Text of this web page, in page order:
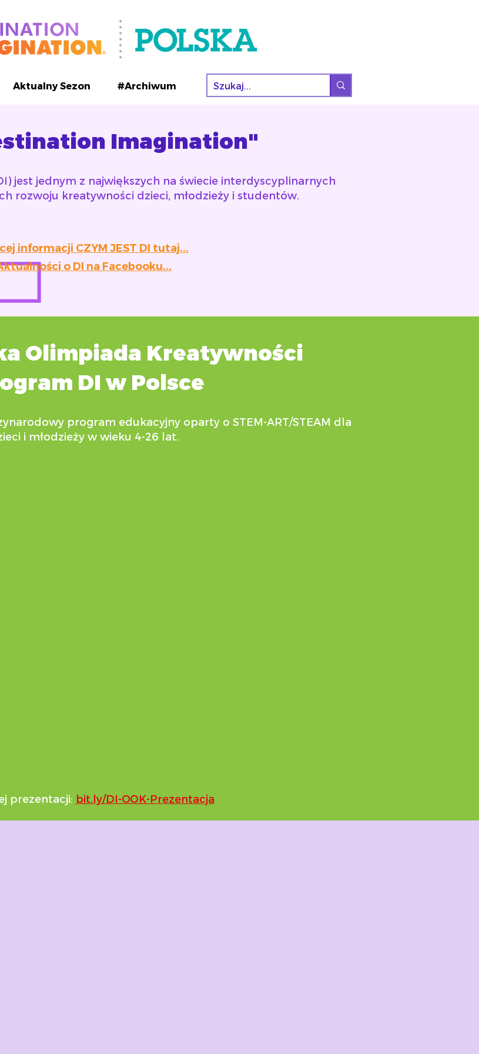
Aktualny Sezon #Archiwum
Imagination"
jest jednym z największych na świecie interdyscyplinarnych
rozwoju kreatywności dzieci, młodzieży i studentów.
informacji CZYM JEST DI tutaj...
o DI na Facebooku...
Olimpiada Kreatywności
DI w Polsce
program edukacyjny oparty o STEM-ART/STEAM dla
i młodzieży w wieku 4-26 lat.
prezentacji: bit.ly/DI-OOK-Prezentacja